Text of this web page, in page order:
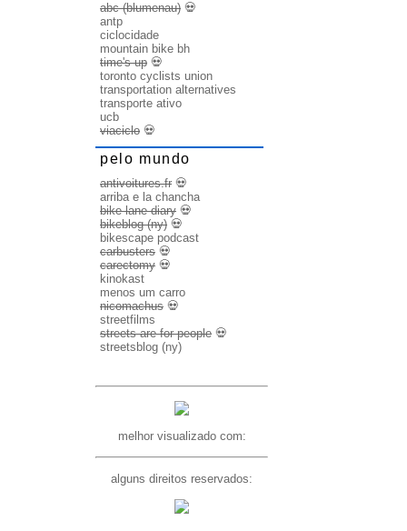
abc (blumenau) 💀
antp
ciclocidade
mountain bike bh
time's up 💀
toronto cyclists union
transportation alternatives
transporte ativo
ucb
viaciclo 💀
pelo mundo
antivoitures.fr 💀
arriba e la chancha
bike lane diary 💀
bikeblog (ny) 💀
bikescape podcast
carbusters 💀
carectomy 💀
kinokast
menos um carro
nicomachus 💀
streetfilms
streets are for people 💀
streetsblog (ny)
melhor visualizado com:
alguns direitos reservados: